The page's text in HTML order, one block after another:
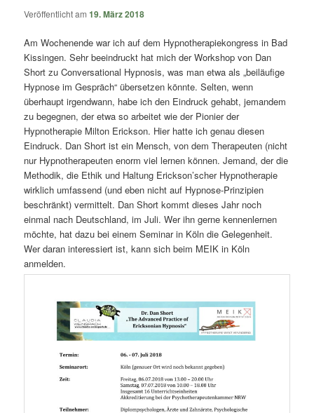
Veröffentlicht am19. März 2018
Am Wochenende war ich auf dem Hypnotherapiekongress in Bad
Kissingen. Sehr beeindruckt hat mich der Workshop von Dan
Short zu Conversational Hypnosis, was man etwa als „beiläufige
Hypnose im Gespräch“ übersetzen könnte. Selten, wenn
überhaupt irgendwann, habe ich den Eindruck gehabt, jemandem
zu begegnen, der etwa so arbeitet wie der Pionier der
Hypnotherapie Milton Erickson. Hier hatte ich genau diesen
Eindruck. Dan Short ist ein Mensch, von dem Therapeuten (nicht
nur Hypnotherapeuten enorm viel lernen können. Jemand, der die
Methodik, die Ethik und Haltung Erickson’scher Hypnotherapie
wirklich umfassend (und eben nicht auf Hypnose-Prinzipien
beschränkt) vermittelt. Dan Short kommt dieses Jahr noch
einmal nach Deutschland, im Juli. Wer ihn gerne kennenlernen
möchte, hat dazu bei einem Seminar in Köln die Gelegenheit.
Wer daran interessiert ist, kann sich beim MEIK in Köln
anmelden.